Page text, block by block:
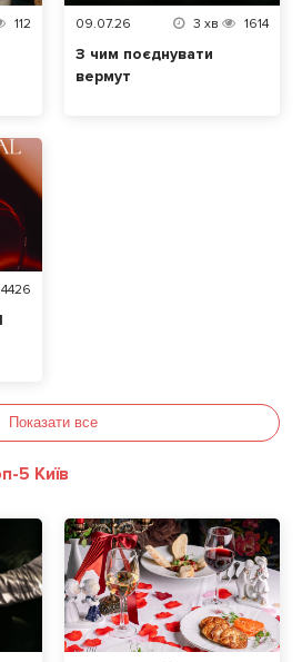
112 09.07.26 3 хв 1614
З чим поєднувати
вермут
4426
Показати все
5 Київ